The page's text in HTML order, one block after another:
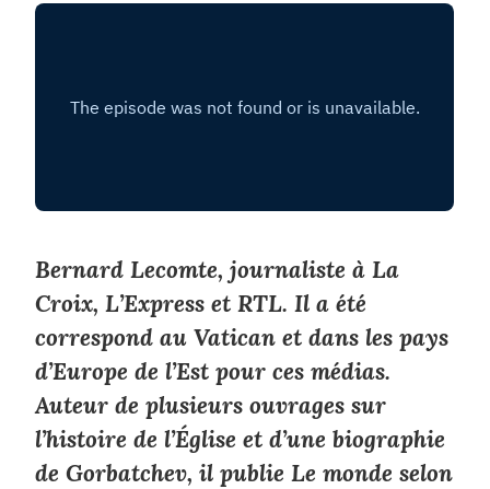
Bernard Lecomte, journaliste àLa
Croix,L’Express etRTL. Il a été
correspond au Vatican et dans les pays
d’Europe de l’Est pour ces médias.
Auteur de plusieurs ouvrages sur
l’histoire de l’Église et d’une biographie
de Gorbatchev, il publieLe monde selon